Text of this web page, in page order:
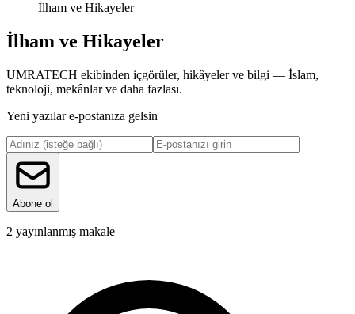
İlham ve Hikayeler
İlham ve Hikayeler
UMRATECH ekibinden içgörüler, hikâyeler ve bilgi — İslam,
teknoloji, mekânlar ve daha fazlası.
Yeni yazılar e-postanıza gelsin
Abone ol
2 yayınlanmış makale